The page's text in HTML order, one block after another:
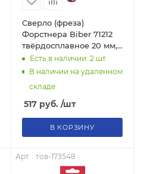
Сверло (фреза)
Форстнера Biber 71212
твёрдосплавное 20 мм,
тов-198840
Есть в наличии: 2шт.
В наличии на удаленном
складе
517руб. /шт
В КОРЗИНУ
Арт. : тов-173548